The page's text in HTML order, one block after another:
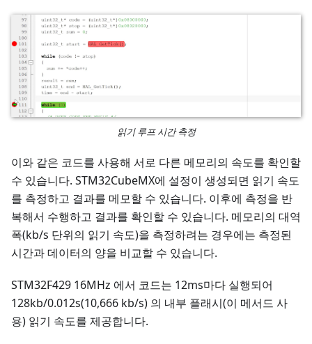
읽기 루프 시간 측정
이와 같은 코드를 사용해 서로 다른 메모리의 속도를 확인할
수 있습니다. STM32CubeMX에 설정이 생성되면 읽기 속도
를 측정하고 결과를 메모할 수 있습니다. 이후에 측정을 반
복해서 수행하고 결과를 확인할 수 있습니다. 메모리의 대역
폭(kb/s 단위의 읽기 속도)을 측정하려는 경우에는 측정된
시간과 데이터의 양을 비교할 수 있습니다.
STM32F429 16MHz 에서 코드는 12ms마다 실행되어
128kb/0.012s(10,666 kb/s) 의 내부 플래시(이 메서드 사
용) 읽기 속도를 제공합니다.